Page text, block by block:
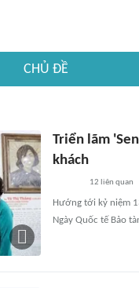
CHỦ ĐỀ
Triển lãm
khách
12 liên quan
Hướng tới kỷ niệm
Ngày Quốc tế Bảo